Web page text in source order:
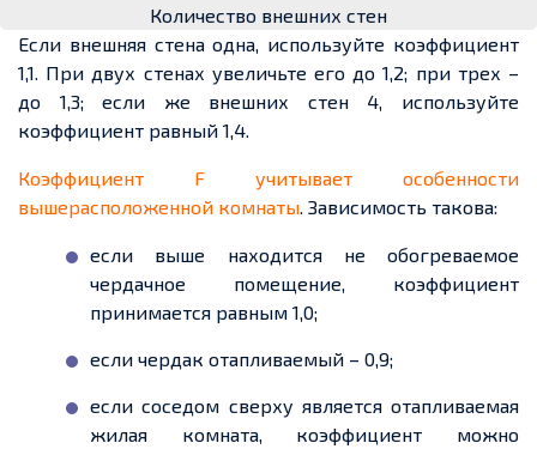
Количество внешних стен
Если внешняя стена одна, используйте коэффициент
1,1. При двух стенах увеличьте его до 1,2; при трех –
до 1,3; если же внешних стен 4, используйте
коэффициент равный 1,4.
Коэффициент F учитывает особенности
вышерасположенной комнаты. Зависимость такова:
если выше находится не обогреваемое
чердачное помещение, коэффициент
принимается равным 1,0;
если чердак отапливаемый – 0,9;
если соседом сверху является отапливаемая
жилая комната, коэффициент можно